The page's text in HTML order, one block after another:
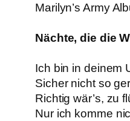
Marilyn’s Army
Nächte, die die
Ich bin in deinem
Sicher nicht so
Richtig wär’s, zu
Nur ich komme